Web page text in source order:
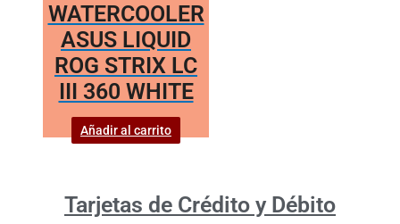
WATERCOOLER
ASUS LIQUID
ROG STRIX LC
III 360 WHITE
Añadir al carrito
Tarjetas de Crédito y Débito